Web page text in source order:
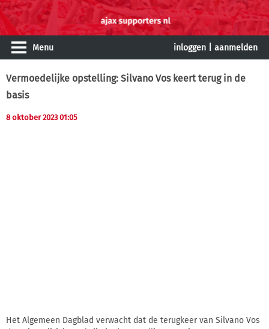
Menu inloggen aanmelden
Vermoedelijke opstelling: Silvano Vos keert terug in de
basis
8 oktober 2023 01:05
Het Algemeen Dagblad verwacht dat de terugkeer van Silvano Vos